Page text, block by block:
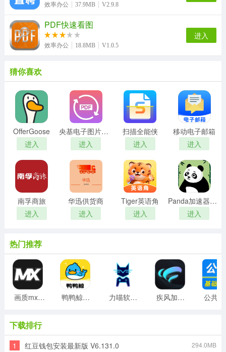
效率办公 37.9MB V2.9.8
PDF快速看图
效率办公 18.8MB V1.0.5
进入
猜你喜欢
OfferGoose
进入
央基电子图片处理软件
进入
扫描全能侠
进入
移动电子邮箱
进入
南孚商旅
进入
华迅供货商
进入
Tiger英语角
进入
Panda加速器免费版
进入
热门推荐
画质mxpro工具最新版 鸭鸭鲸云手机客户端 力喵软件最新版 疾风加速器免费版
下载排行
1 红豆钱包安装最新版 V6.131.0 294.0MB